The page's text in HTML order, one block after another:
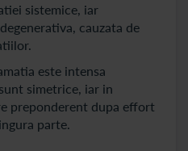
sistemice, iar
cauzata de
este intensa
simetrice, iar in
preponderent dupa effort
parte.